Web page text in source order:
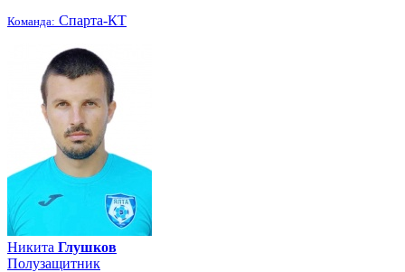
Команда: Спарта-КТ
Никита Глушков
Полузащитник